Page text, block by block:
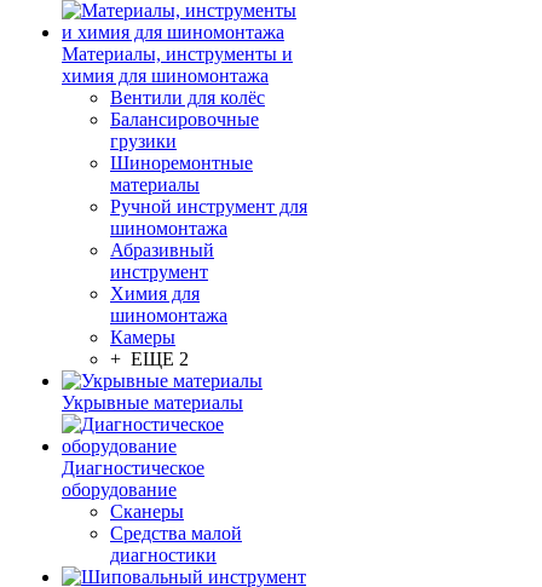
Материалы, инструменты и
химия для шиномонтажа
Вентили для колёс
Балансировочные
грузики
Шиноремонтные
материалы
Ручной инструмент для
шиномонтажа
Абразивный
инструмент
Химия для
шиномонтажа
Камеры
+ ЕЩЕ 2
Укрывные материалы
Диагностическое
оборудование
Сканеры
Средства малой
диагностики